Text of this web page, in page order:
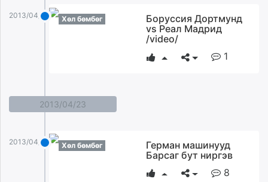
2013/04/24 Хөл бөмбөг
Боруссия Дортмунд
vs Реал Мадрид
/video/
1
2013/04/23
2013/04/23 Хөл бөмбөг
Герман машинууд
Барсаг бут ниргэв
8